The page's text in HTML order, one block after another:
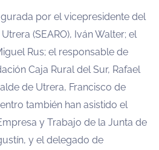
por el vicepresidente del
(SEARO), Iván Walter; el
Rus; el responsable de
Caja Rural del Sur, Rafael
de Utrera, Francisco de
también han asistido el
y Trabajo de la Junta de
y el delegado de